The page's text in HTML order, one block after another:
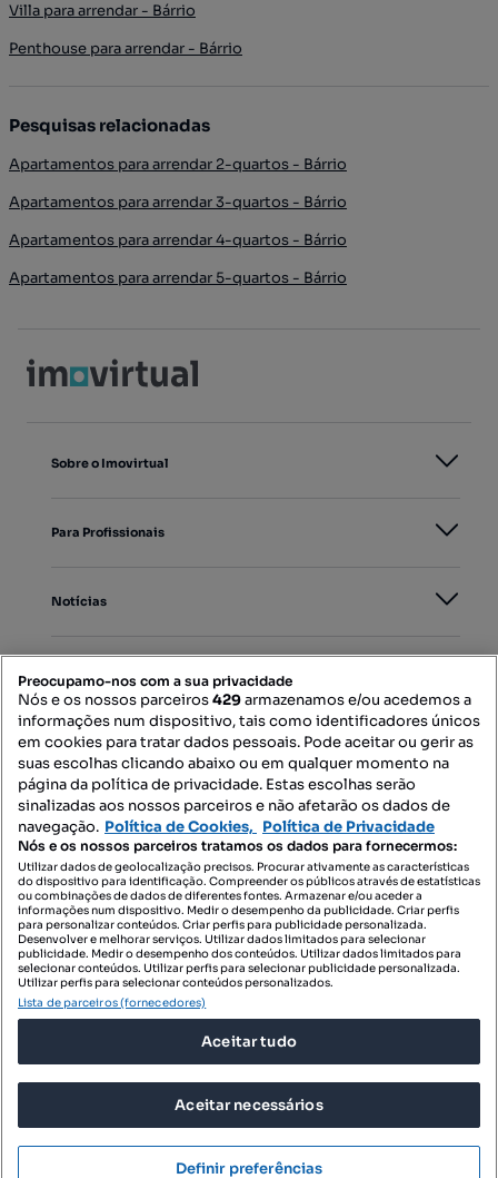
Villa para arrendar - Bárrio
Penthouse para arrendar - Bárrio
Pesquisas relacionadas
Apartamentos para arrendar 2-quartos - Bárrio
Apartamentos para arrendar 3-quartos - Bárrio
Apartamentos para arrendar 4-quartos - Bárrio
Apartamentos para arrendar 5-quartos - Bárrio
Sobre o Imovirtual
Para Profissionais
Notícias
Mapa do Site
Contacte-nos
SIGA-NOS:
DESCARREGAR NA:
© 2026 Imovirtual.com, OLX Portugal, S.A.
TERMOS DE UTILIZAÇÃO
POLÍTICA DE PRIVACIDADE
Preocupamo-nos com a sua privacidade
Nós e os nossos parceiros429armazenamos e/ou acedemos a
informações num dispositivo, tais como identificadores únicos
em cookies para tratar dados pessoais. Pode aceitar ou gerir as
suas escolhas clicando abaixo ou em qualquer momento na
página da política de privacidade. Estas escolhas serão
sinalizadas aos nossos parceiros e não afetarão os dados de
navegação. Política de Cookies, Política de Privacidade
Nós e os nossos parceiros tratamos os dados para fornecermos:
Utilizar dados de geolocalização precisos. Procurar ativamente as características
do dispositivo para identificação. Compreender os públicos através de estatísticas
ou combinações de dados de diferentes fontes. Armazenar e/ou aceder a
informações num dispositivo. Medir o desempenho da publicidade. Criar perfis
para personalizar conteúdos. Criar perfis para publicidade personalizada.
Desenvolver e melhorar serviços. Utilizar dados limitados para selecionar
publicidade. Medir o desempenho dos conteúdos. Utilizar dados limitados para
selecionar conteúdos. Utilizar perfis para selecionar publicidade personalizada.
Utilizar perfis para selecionar conteúdos personalizados.
Lista de parceiros (fornecedores)
Aceitar tudo
Aceitar necessários
Definir preferências